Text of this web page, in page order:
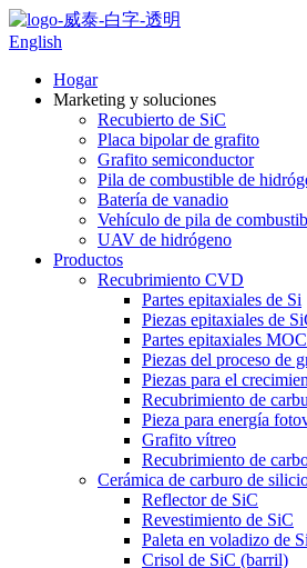
English
Hogar
Marketing y soluciones
Recubierto de SiC
Placa bipolar de grafito
Grafito semiconductor
Pila de combustible de
Batería de vanadio
Vehículo de pila de
UAV de hidrógeno
Productos
Recubrimiento CVD
Partes epitaxiales de Si
Piezas epitaxiales de
Partes epitaxiales
Piezas del proceso de
Piezas para el
Recubrimiento de
Pieza para energía
Grafito vítreo
Recubrimiento de
Cerámica de carburo de
Reflector de SiC
Revestimiento de SiC
Paleta en voladizo de
Crisol de SiC (barril)